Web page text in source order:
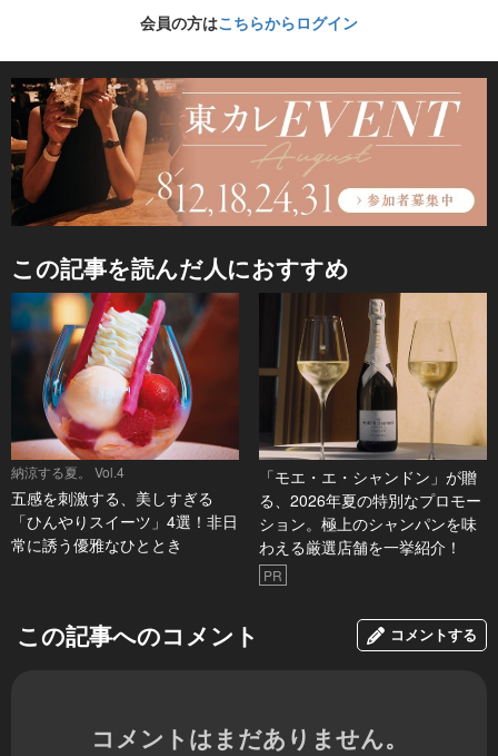
会員の方はこちらからログイン
この記事を読んだ人におすすめ
納涼する夏。 Vol.4
五感を刺激する、美しすぎる
「ひんやりスイーツ」4選！非日
常に誘う優雅なひととき
「モエ・エ・シャンドン」が贈
る、2026年夏の特別なプロモー
ション。極上のシャンパンを味
わえる厳選店舗を一挙紹介！
PR
この記事へのコメント コメントする
コメントはまだありません。